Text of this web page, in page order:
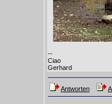
--
Ciao
Gerhard
Antworten